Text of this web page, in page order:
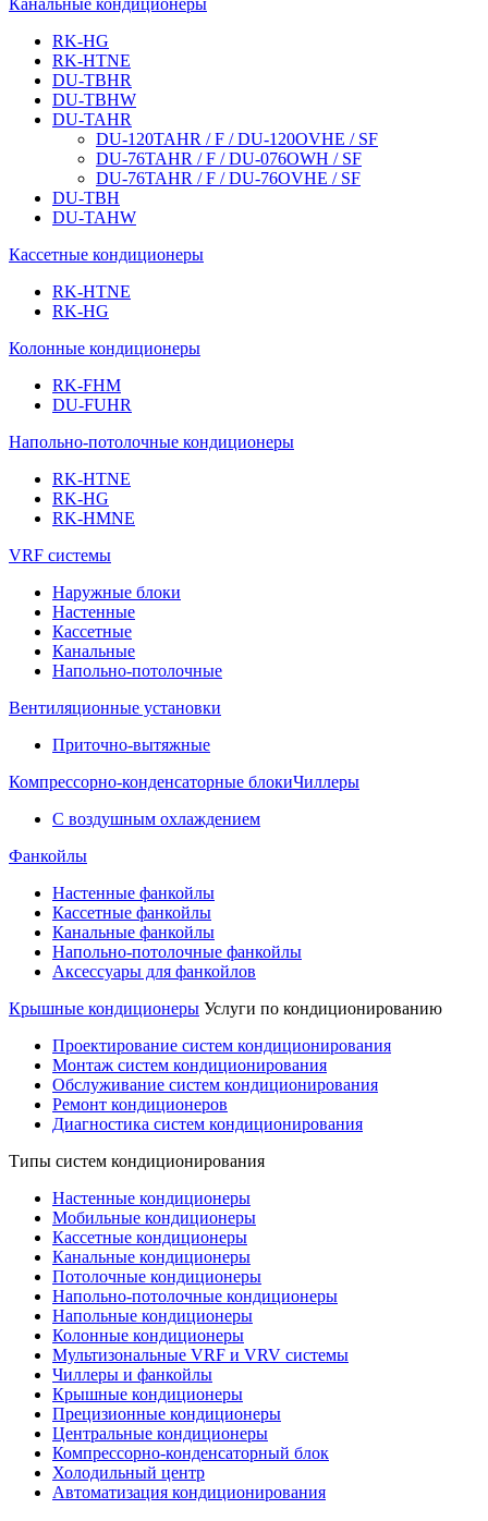
RK-HG
RK-HTNE
DU-TBHR
DU-TBHW
DU-TAHR
DU-120TAHR / F / DU-120OVHE / SF
DU-76TAHR / F / DU-076OWH / SF
DU-76TAHR / F / DU-76OVHE / SF
DU-TBH
DU-TAHW
Кассетные кондиционеры
RK-HTNE
RK-HG
Колонные кондиционеры
RK-FHM
DU-FUHR
Напольно-потолочные кондиционеры
RK-HTNE
RK-HG
RK-HMNE
VRF системы
Наружные блоки
Настенные
Кассетные
Канальные
Напольно-потолочные
Вентиляционные установки
Приточно-вытяжные
Компрессорно-конденсаторные блокиЧиллеры
С воздушным охлаждением
Фанкойлы
Настенные фанкойлы
Кассетные фанкойлы
Канальные фанкойлы
Напольно-потолочные фанкойлы
Аксессуары для фанкойлов
Крышные кондиционеры Услуги по кондиционированию
Проектирование систем кондиционирования
Монтаж систем кондиционирования
Обслуживание систем кондиционирования
Ремонт кондиционеров
Диагностика систем кондиционирования
Типы систем кондиционирования
Настенные кондиционеры
Мобильные кондиционеры
Кассетные кондиционеры
Канальные кондиционеры
Потолочные кондиционеры
Напольно-потолочные кондиционеры
Напольные кондиционеры
Колонные кондиционеры
Мультизональные VRF и VRV системы
Чиллеры и фанкойлы
Крышные кондиционеры
Прецизионные кондиционеры
Центральные кондиционеры
Компрессорно-конденсаторный блок
Холодильный центр
Автоматизация кондиционирования